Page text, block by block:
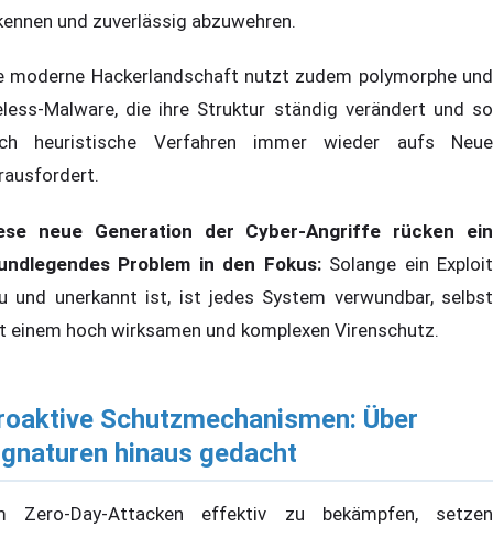
und zuverlässig abzuwehren.
moderne Hackerlandschaft nutzt zudem polymorphe und
Malware, die ihre Struktur ständig verändert und so
heuristische Verfahren immer wieder aufs Neue
neue Generation der Cyber-Angriffe rücken ein
Problem in den Fokus:Solange ein Exploit
und unerkannt ist, ist jedes System verwundbar, selbst
einem hoch wirksamen und komplexen Virenschutz.
Schutzmechanismen: Über
hinaus gedacht
Zero-Day-Attacken effektiv zu bekämpfen, setzen